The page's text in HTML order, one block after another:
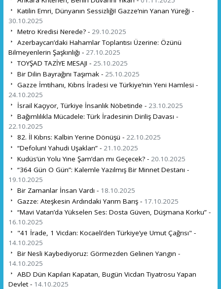
Katilin Emri, Dünyanın Sessizliği! Gazze’nin Yanan Yüreği -
30.10.2025
Metro Kredisi Nerede? - 29.10.2025
Azerbaycan’daki Hahamlar Toplantısı Üzerine: Özünü
Bilmeyenlerin Şaşkınlığı - 27.10.2025
TOYŞAD TAZİYE MESAJI - 25.10.2025
Bir Dilin Bayrağını Taşımak - 25.10.2025
Gazze İmtihanı, Kıbrıs İradesi ve Türkiye’nin Yeni Hamlesi -
24.10.2025
İsrail Kaçıyor, Türkiye İnsanlık Nöbetinde - 23.10.2025
Bağımlılıkla Mücadele: Türk İradesinin Diriliş Davası -
22.10.2025
82. İl Kıbrıs: Kalbin Yerine Dönüşü - 22.10.2025
“Defolun! Yahudi Uşakları” - 21.10.2025
Kudüs’ün Yolu Yine Şam’dan mı Geçecek? - 20.10.2025
“364 Gün O Gün”: Kalemle Yazılmış Bir Minnet Destanı -
19.10.2025
Bir Zamanlar İnsan Vardı - 18.10.2025
Gazze: Ateşkesin Ardındaki Yarım Barış - 17.10.2025
“Mavi Vatan’da Yükselen Ses: Dosta Güven, Düşmana Korku” -
16.10.2025
"41 İrade, 1 Vicdan: Kocaeli’den Türkiye’ye Umut Çağrısı" -
14.10.2025
Bir Nesli Kaybediyoruz: Görmezden Gelinen Yangın -
14.10.2025
ABD Dün Kapıları Kapatan, Bugün Vicdan Tiyatrosu Yapan
Devlet - 14.10.2025